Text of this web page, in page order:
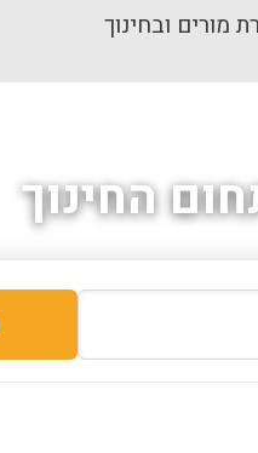
מורים ובחינוך
החינוך